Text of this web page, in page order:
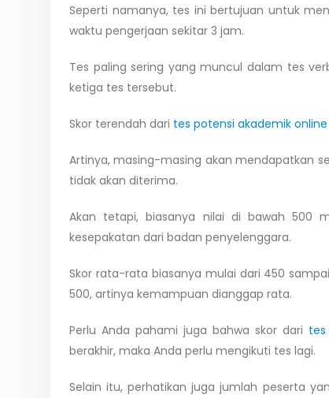
Seperti namanya, tes ini bertujuan untuk
waktu pengerjaan sekitar 3 jam.
Tes paling sering yang muncul dalam tes
ketiga tes tersebut.
Skor terendah dari tes potensi akademik online
Artinya, masing-masing akan mendapatkan
tidak akan diterima.
Akan tetapi, biasanya nilai di bawah 500
kesepakatan dari badan penyelenggara.
Skor rata-rata biasanya mulai dari 450
500, artinya kemampuan dianggap rata.
Perlu Anda pahami juga bahwa skor dari
berakhir, maka Anda perlu mengikuti tes lagi.
Selain itu, perhatikan juga jumlah peserta